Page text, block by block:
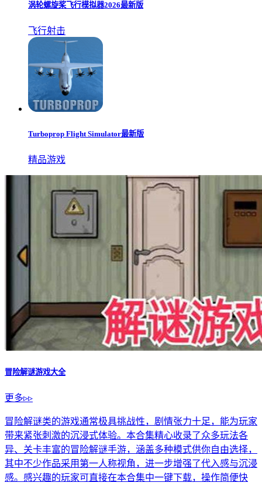
涡轮螺旋桨飞行模拟器2026最新版
飞行射击
Turboprop Flight Simulator最新版
精品游戏
冒险解谜游戏大全
更多▹▹
冒险解谜类的游戏通常极具挑战性，剧情张力十足，能为玩家
带来紧张刺激的沉浸式体验。本合集精心收录了众多玩法各
异、关卡丰富的冒险解谜手游，涵盖多种模式供你自由选择，
其中不少作品采用第一人称视角，进一步增强了代入感与沉浸
感。感兴趣的玩家可直接在本合集中一键下载，操作简便快